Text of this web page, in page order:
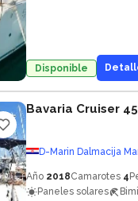
Disponible
Bavaria Cruiser 45
D-Marin Dalmacija
Año 2018Camarotes 4
Paneles solares